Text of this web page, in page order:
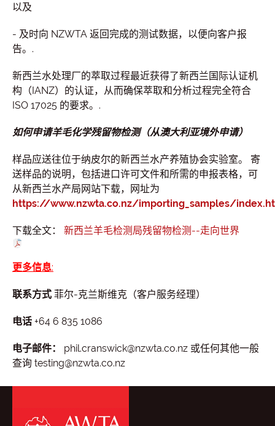
以及
- 及时向 NZWTA 返回完成的测试数据，以便向客户报
告。.
新西兰水处理厂的萃取过程最近获得了新西兰国际认证机
构（IANZ）的认证，从而确保萃取和分析过程完全符合
ISO 17025 的要求。.
如何申请羊毛化学残留物检测（从澳大利亚境外申请）
样品应送往位于纳皮尔的新西兰水产养殖协会实验室。 寄
送样品的说明，包括进口许可文件和所需的申报表格，可
从新西兰水产局网站下载，网址为
https://www.nzwta.co.nz/importing_samples/
下载全文： 新西兰羊毛检测局残留物检测--走向世界
更多信息:
联系方式 菲尔-克兰斯维克（客户服务经理）
电话 +64 6 835 1086
电子邮件：
phil.cranswick@nzwta.co.nz 或任何其他一般
查询 testing@nzwta.co.nz